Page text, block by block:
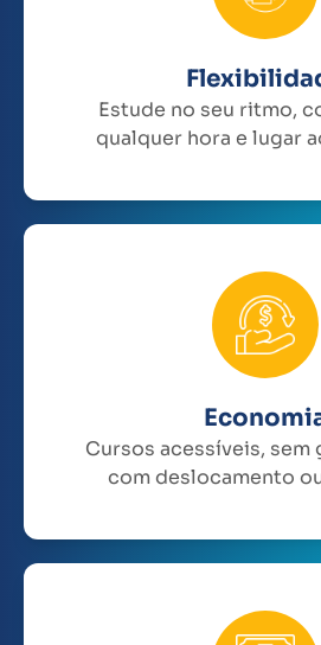
Estude no seu ritmo,
qualquer hora e lugar
Cursos acessíveis, sem
com deslocamento